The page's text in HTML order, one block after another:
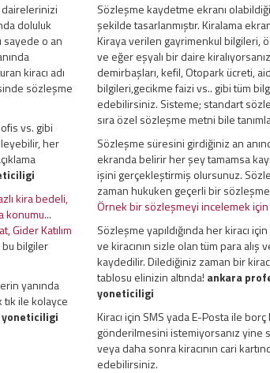
doluluk
sayede o an
kiracı adı
sözleşme
vs. gibi
her
kira bedeli,
konumu...
Gider Katılım
bu bilgiler
yanında
tık ile kolayce
Sözleşme kaydetme ekranı
şekilde tasarlanmıştır. Kiralama
Kiraya verilen gayrimenkul bilgileri,
ve eğer eşyalı bir daire
demirbaşları, kefil, Otopark ücreti,
bilgileri,gecikme faizi vs.. gibi tüm
edebilirsiniz. Sisteme; standart
sıra özel sözleşme metni bile
Sözleşme süresini girdiğiniz an
ekranda belirir her şey tamamsa
işini gerçekleştirmiş olursunuz.
zaman hukuken geçerli bir
Örnek bir sözleşmeyi incelemek için
Sözleşme yapıldığında her kiracı
ve kiracının sizle olan tüm para alış
kaydedilir. Dilediğiniz zaman bir
tablosu elinizin altında! ankara
yoneticiligi
Kiracı için SMS yada E-Posta ile borç
gönderilmesini istemiyorsanız yine
veya daha sonra kiracının cari
edebilirsiniz.